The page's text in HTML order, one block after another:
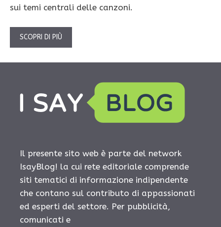
sui temi centrali delle canzoni.
SCOPRI DI PIÙ
Il presente sito web è parte del network
IsayBlog! la cui rete editoriale comprende
siti tematici di informazione indipendente
che contano sul contributo di appassionati
ed esperti del settore. Per pubblicità,
comunicati e